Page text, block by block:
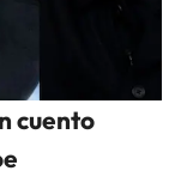
cuento